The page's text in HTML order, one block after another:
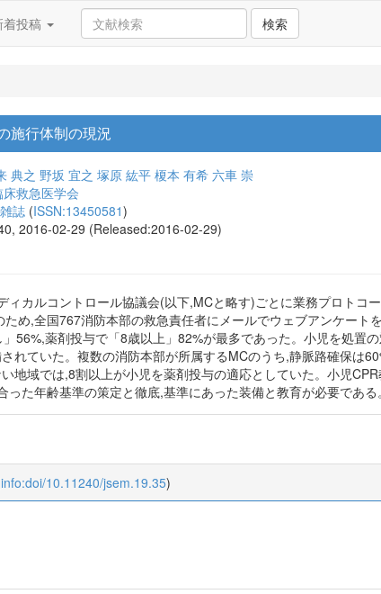
着投稿 検索
施行体制の現況
典之 野坂 宜之 塚原 紘平 榎本 有希 六車 崇
救急医学会
誌 (ISSN:13450581)
2016-02-29 (Released:2016-02-29)
カルコントロール協議会(以下,MCと略す)ごとに業務プロトコ
め,全国767消防本部の救急責任者にメールでウェブアンケート
56%,薬剤投与で「8歳以上」82%が最多であった。小児を処置
れていた。複数の消防本部が所属するMCのうち,静脈路確保は
地域では,8割以上が小児を薬剤投与の適応としていた。小児
た年齢基準の策定と徹底,基準にあった装備と教育が必要である。
info:doi/10.11240/jsem.19.35)